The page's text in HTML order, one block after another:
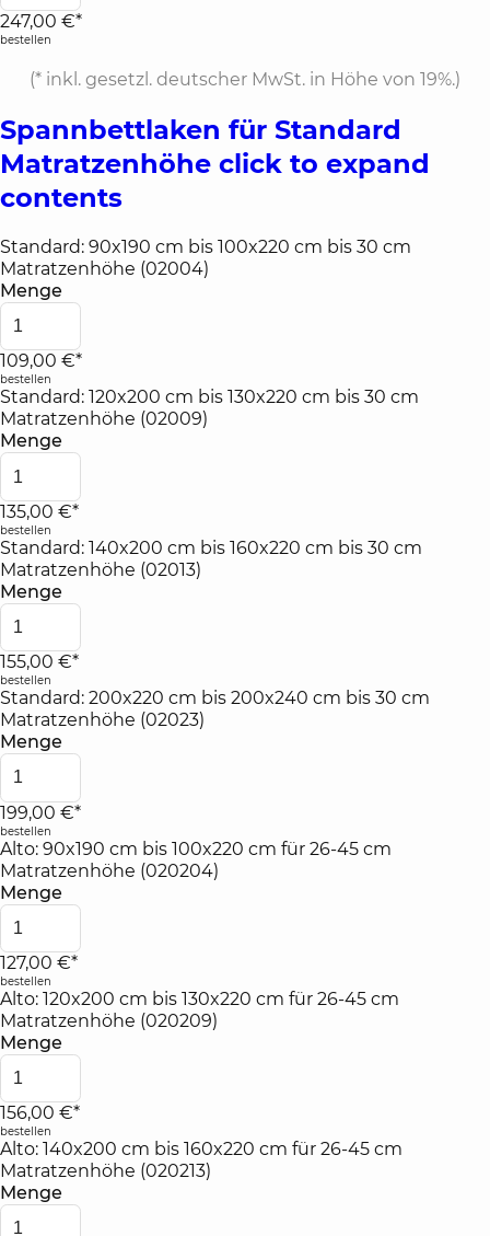
247,00 €*
bestellen
(* inkl. gesetzl. deutscher MwSt. in Höhe von 19%.)
Spannbettlaken für Standard
Matratzenhöhe click to expand
contents
Standard: 90x190 cm bis 100x220 cm bis 30 cm
Matratzenhöhe (02004)
Menge
109,00 €*
bestellen
Standard: 120x200 cm bis 130x220 cm bis 30 cm
Matratzenhöhe (02009)
Menge
135,00 €*
bestellen
Standard: 140x200 cm bis 160x220 cm bis 30 cm
Matratzenhöhe (02013)
Menge
155,00 €*
bestellen
Standard: 200x220 cm bis 200x240 cm bis 30 cm
Matratzenhöhe (02023)
Menge
199,00 €*
bestellen
Alto: 90x190 cm bis 100x220 cm für 26-45 cm
Matratzenhöhe (020204)
Menge
127,00 €*
bestellen
Alto: 120x200 cm bis 130x220 cm für 26-45 cm
Matratzenhöhe (020209)
Menge
156,00 €*
bestellen
Alto: 140x200 cm bis 160x220 cm für 26-45 cm
Matratzenhöhe (020213)
Menge